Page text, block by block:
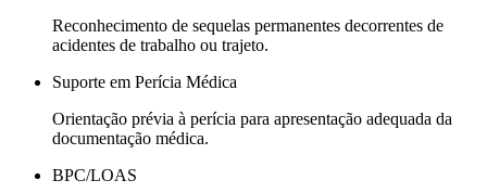
Reconhecimento de sequelas permanentes decorrentes de
acidentes de trabalho ou trajeto.
Suporte em Perícia Médica
Orientação prévia à perícia para apresentação adequada da
documentação médica.
BPC/LOAS